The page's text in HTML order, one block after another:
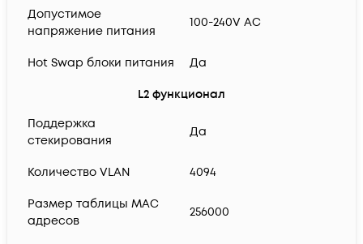
Допустимое
напряжение питания
100-240V AC
Hot Swap блоки питания Да
L2 функционал
Поддержка
стекирования
Да
Количество VLAN 4094
Размер таблицы MAC
адресов
256000